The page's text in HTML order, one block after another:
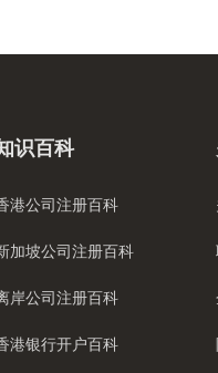
识百科
港公司注册百科
加坡公司注册百科
岸公司注册百科
港银行开户百科